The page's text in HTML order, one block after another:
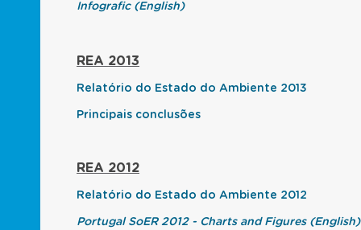
Infografic (English)
REA 2013
Relatório do Estado do Ambiente 2013
Principais conclusões
REA 2012
Relatório do Estado do Ambiente 2012
Portugal SoER 2012 - Charts and Figures (English)